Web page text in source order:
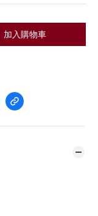
加入購物車